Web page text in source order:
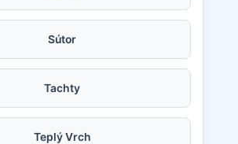
Sútor
Tachty
Teplý Vrch